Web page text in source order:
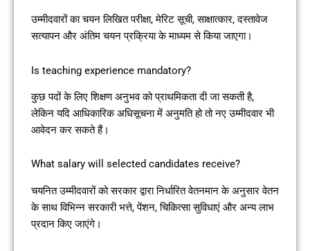
उम्मीदवारों का चयन लिखित परीक्षा, मेरिट सूची, साक्षात्कार, दस्तावेज
सत्यापन और अंतिम चयन प्रक्रिया के माध्यम से किया जाएगा।
Is teaching experience mandatory?
कुछ पदों के लिए शिक्षण अनुभव को प्राथमिकता दी जा सकती है,
लेकिन यदि आधिकारिक अधिसूचना में अनुमति हो तो नए उम्मीदवार भी
आवेदन कर सकते हैं।
What salary will selected candidates receive?
चयनित उम्मीदवारों को सरकार द्वारा निर्धारित वेतनमान के अनुसार वेतन
के साथ विभिन्न सरकारी भत्ते, पेंशन, चिकित्सा सुविधाएं और अन्य लाभ
प्रदान किए जाएंगे।